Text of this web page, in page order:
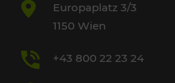
Europaplatz 3/3
1150 Wien
+43 800 22 23 24